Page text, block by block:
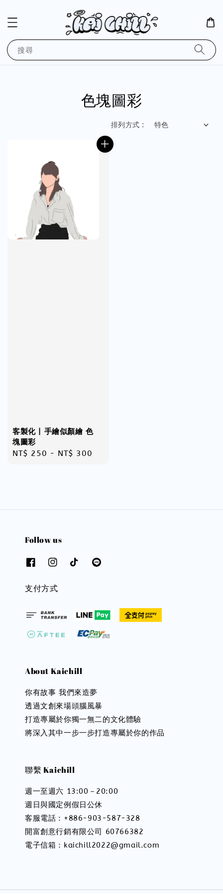
搜尋
色塊圖彩
排列方式 :
客製化 | 手繪似顏繪 色
塊圖彩
Regular
NT$ 250 - NT$ 300
Follow us
支付方式
About Kaichill
你有故事 我們來造夢
透過文創來場頭腦風暴
打造專屬於你獨一無二的文化體驗
將深入其中一步一步打造專屬於你的作品
聯繫 Kaichill
週一至週六 13:00－20:00
週日與國定例假日公休
客服電話：+886-903-587-328
開富創意行銷有限公司 60766382
電子信箱：kaichill2022@gmail.com